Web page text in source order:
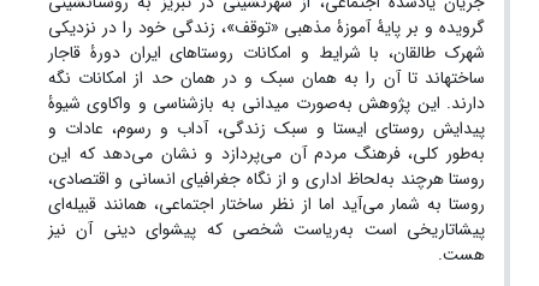
گرویده و بر پایۀ آموزۀ مذهبی «توقف»، زندگی خود را در نزدیکی
شهرک طالقان، با شرایط و امکانات روستاهای ایران دورۀ قاجار
ساخته­اند تا آن را به همان سبک و در همان حد از امکانات نگه
دارند. این پژوهش به‌صورت میدانی به بازشناسی و واکاوی شیوۀ
پیدایش روستای ایستا و سبک زندگی، آداب و رسوم، عادات و
به‌طور کلی، فرهنگ مردم آن می‌پردازد و نشان می‌دهد که این
روستا هرچند به‌لحاظ اداری و از نگاه جغرافیای انسانی و اقتصادی،
روستا به شمار می‌آید اما از نظر ساختار اجتماعی، همانند قبیله‌ای
پیشاتاریخی است به‌ریاست شخصی که پیشوای دینی آن نیز
هست.